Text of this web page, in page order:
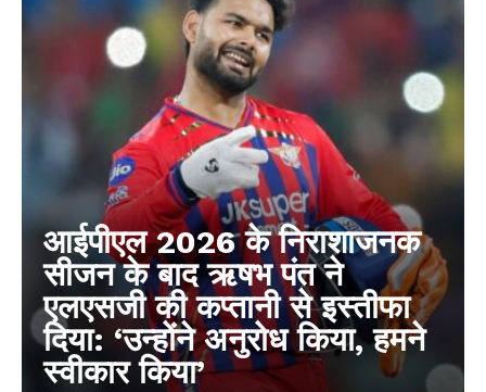
आईपीएल 2026 के निराशाजनक
सीजन के बाद ऋषभ पंत ने
एलएसजी की कप्तानी से इस्तीफा
दिया: ‘उन्होंने अनुरोध किया, हमने
स्वीकार किया’